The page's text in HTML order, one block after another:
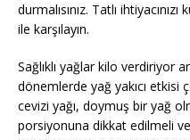
durmalısınız. Tatlı
ile karşılayın.
Sağlıklı yağlar kilo verdiriyor
dönemlerde yağ yakıcı
cevizi yağı, doymuş bir yağ
porsiyonuna dikkat edilmeli